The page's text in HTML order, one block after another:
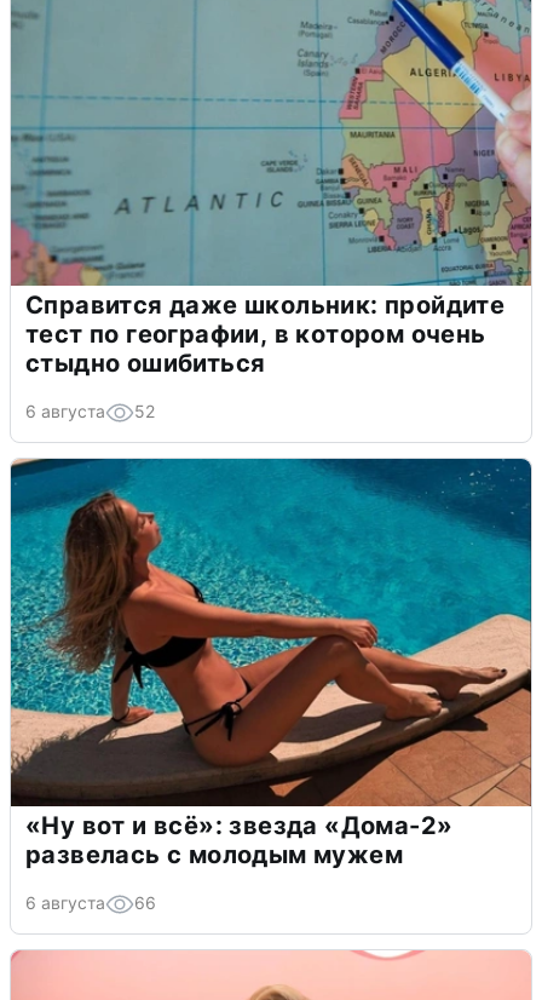
Справится даже школьник: пройдите
тест по географии, в котором очень
стыдно ошибиться
6 августа 52
«Ну вот и всё»: звезда «Дома-2»
развелась с молодым мужем
6 августа 66